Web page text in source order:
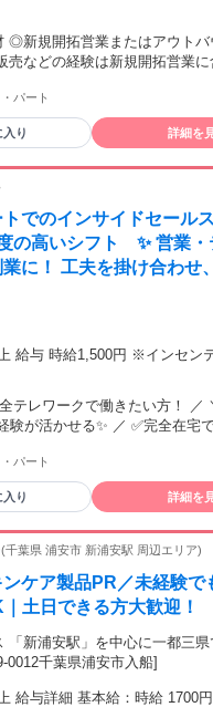
光 ・ニューロ光 ・Wi-Fi
※最大400円UPまで さらに在
途キャリアアップ相談を実施さ
◎新規開拓営業またはアウトバ
パート
入り 詳細を
トでのインサイドセール
シフト ✨ 営業・テレアポ経
せ、成約率を
白さも◎
時給1,500円以上 給与 時給
テレワークで働きたい方！ ／
✨ ／ ✅完全在宅で好きな時に働
率よく稼ぎたい そんなあなた
験 （販売・接客・CS等の対人
きる方 [歓迎] ・テレアポ・アウト
ができる方 ・無形商材や人
･―･･―･･―･･
・用意されたマニュアルや基
徹底できる方 ・成果の土台とな
、自ら主体的に工夫して自走
パート
入り 詳細を
千葉県 浦安市 新浦安駅 周辺エリア)
ケア製品PR／未経験で
土日できる方大歓迎！
「新浦安駅」を中心に一都三県
0012千葉県浦安市入船]
与詳細 基本給：時給 1700円 〜 時給